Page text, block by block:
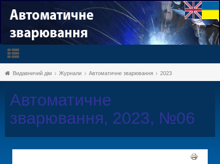
Видавничий дім Журнали Автоматичне зварювання 2023
Автоматичне
зварювання, 2023, №06